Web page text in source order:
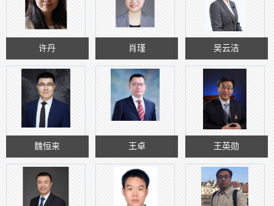
许丹 肖瑾 吴云洁
魏恒来 王卓 王英勋